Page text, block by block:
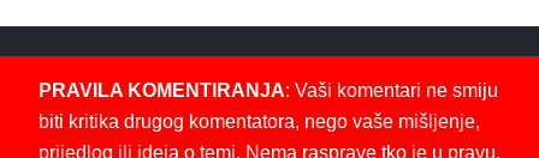
PRAVILA KOMENTIRANJA: Vaši komentari ne smiju
biti kritika drugog komentatora, nego vaše mišljenje,
prijedlog ili ideja o temi. Nema rasprave tko je u pravu.